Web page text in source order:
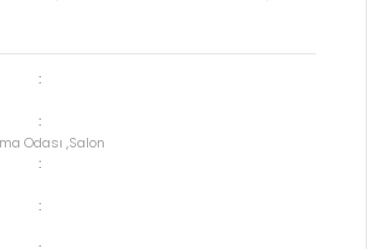
:
:
Odası ,Salon
:
: